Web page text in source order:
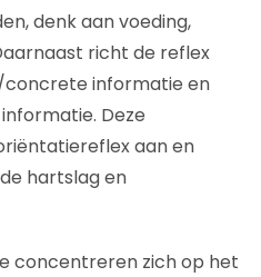
denk aan voeding,
richt de reflex
concrete informatie en
Deze
aan en
hartslag en
concentreren zich op het